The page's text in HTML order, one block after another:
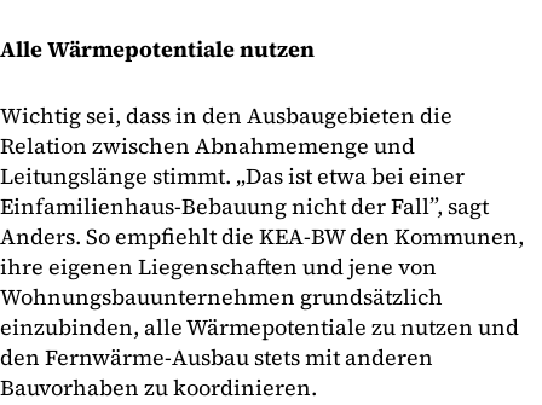
Alle Wärmepotentiale nutzen
Wichtig sei, dass in den Ausbaugebieten die
Relation zwischen Abnahmemenge und
Leitungslänge stimmt. „Das ist etwa bei einer
Einfamilienhaus-Bebauung nicht der Fall”, sagt
Anders. So empfiehlt die KEA-BW den Kommunen,
ihre eigenen Liegenschaften und jene von
Wohnungsbauunternehmen grundsätzlich
einzubinden, alle Wärmepotentiale zu nutzen und
den Fernwärme-Ausbau stets mit anderen
Bauvorhaben zu koordinieren.